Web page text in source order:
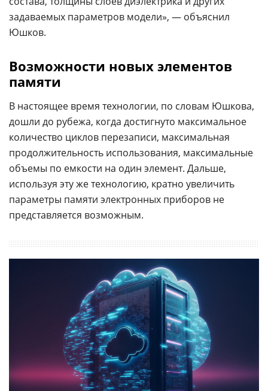
задаваемых параметров модели», — объяснил
Юшков.
Возможности новых элементов
памяти
В настоящее время технологии, по словам Юшкова,
дошли до рубежа, когда достигнуто максимальное
количество циклов перезаписи, максимальная
продолжительность использования, максимальные
объемы по емкости на один элемент. Дальше,
используя эту же технологию, кратно увеличить
параметры памяти электронных приборов не
представляется возможным.